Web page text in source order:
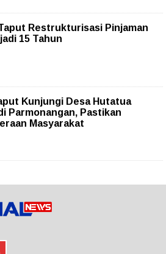
Restrukturisasi Pinjaman
15 Tahun‎
Kunjungi Desa Hutatua
Parmonangan, Pastikan
Masyarakat